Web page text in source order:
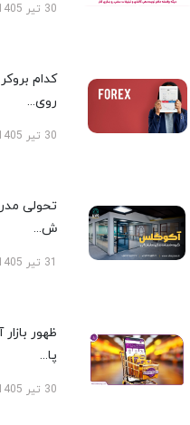
30 تیر 1405
کدام
روی...
30 تیر 1405
تحولی
ش...
ظهور
پا...
30 تیر 1405